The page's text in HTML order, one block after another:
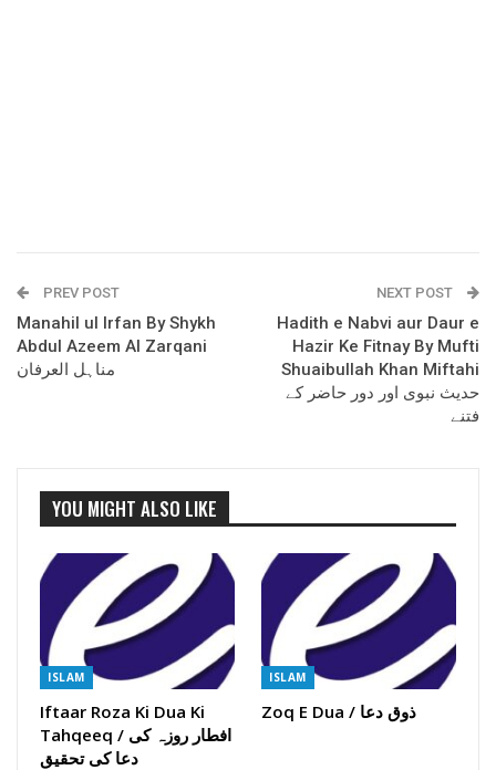
PREV POST
Manahil ul Irfan By Shykh
Abdul Azeem Al Zarqani
مناہل العرفان
NEXT POST
Hadith e Nabvi aur Daur e
Hazir Ke Fitnay By Mufti
Shuaibullah Khan Miftahi
حدیث نبوی اور دور حاضر کے
فتنے
YOU MIGHT ALSO LIKE
ISLAM
Iftaar Roza Ki Dua Ki
Tahqeeq / افطار روزہ کی
دعا کی تحقیق
ISLAM
Zoq E Dua / ذوق دعا